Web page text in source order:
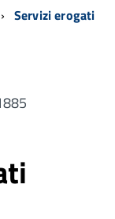
Servizi erogati